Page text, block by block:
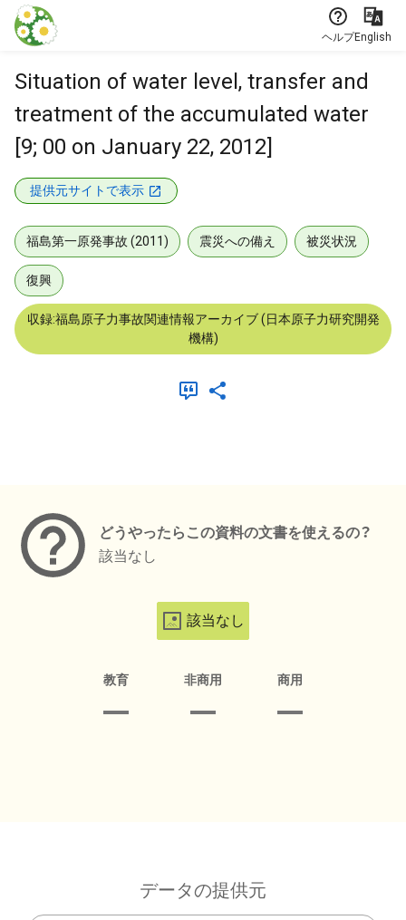
本文に飛ぶ
ヘルプEnglish
Situation of water level, transfer and
treatment of the accumulated water
[9; 00 on January 22, 2012]
提供元サイトで表示
福島第一原発事故 (2011) 震災への備え 被災状況
復興
収録:福島原子力事故関連情報アーカイブ (日本原子力研究開発
機構)
どうやったらこの資料の文書を使えるの？
該当なし
該当なし
教育 非商用 商用
データの提供元